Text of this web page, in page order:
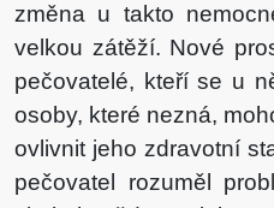
změna u takto
velkou zátěží. Nové
pečovatelé, kteří se u
osoby, které nezná,
ovlivnit jeho zdravotní
pečovatel rozuměl